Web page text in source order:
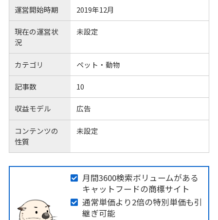
運営開始時期 2019年12月
現在の運営状
況
未設定
カテゴリ ペット・動物
記事数 10
収益モデル 広告
コンテンツの
性質
未設定
月間3600検索ボリュームがある
キャットフードの商標サイト
通常単価より2倍の特別単価も引
継ぎ可能